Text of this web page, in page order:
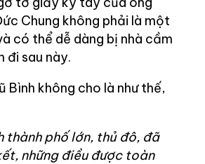
Chung không phải là một
có thể dễ dàng bị nhà cầm
đi sau này.
Bình không cho là như thế,
thành phố lớn, thủ đô, đã
những điều được toàn